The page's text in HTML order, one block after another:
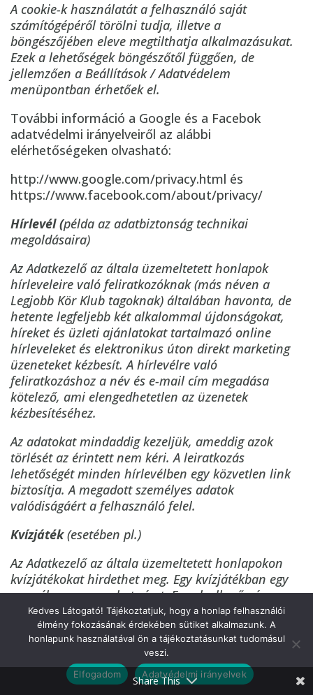
A cookie-k használatát a felhasználó saját
számítógépéről törölni tudja, illetve a
böngészőjében eleve megtilthatja alkalmazásukat.
Ezek a lehetőségek böngészőtől függően, de
jellemzően a Beállítások / Adatvédelem
menüpontban érhetőek el.
További információ a Google és a Facebok
adatvédelmi irányelveiről az alábbi
elérhetőségeken olvasható:
http://www.google.com/privacy.html és
https://www.facebook.com/about/privacy/
Hírlevél (példa az adatbiztonság technikai
megoldásaira)
Az Adatkezelő az általa üzemeltetett honlapok
hírleveleire való feliratkozóknak (más néven a
Legjobb Kör Klub tagoknak) általában havonta, de
hetente legfeljebb két alkalommal újdonságokat,
híreket és üzleti ajánlatokat tartalmazó online
hírleveleket és elektronikus úton direkt marketing
üzeneteket kézbesít. A hírlevélre való
feliratkozáshoz a név és e-mail cím megadása
kötelező, ami elengedhetetlen az üzenetek
kézbesítéséhez.
Az adatokat mindaddig kezeljük, ameddig azok
törlését az érintett nem kéri. A leiratkozás
lehetőségét minden hírlevélben egy közvetlen link
biztosítja. A megadott személyes adatok
valódiságáért a felhasználó felel.
Kvízjáték(esetében pl.)
Az Adatkezelő az általa üzemeltetett honlapokon
kvízjátékokat hirdethet meg. Egy kvízjátékban egy
személy egyszer vehet részt. Ennek ellenőrzése
céljából az Adatkezelő elkéri a játékos nevét, e-
mailcímét és telefonszámát. A nyereményekről, a
nyertesek személyéről az e-mail címeiken értesíti
valamennyi játékost, azokat is, akik nyereményben
nem részesülnek. A megadott telefonszámon a
Share This
Facebook
Kedves Látogató! Tájékoztatjuk, hogy a honlap felhasználói
élmény fokozásának érdekében sütiket alkalmazunk. A
honlapunk használatával ön a tájékoztatásunkat tudomásul
veszi.
Elfogadom
Adatvédelmi irányelvek